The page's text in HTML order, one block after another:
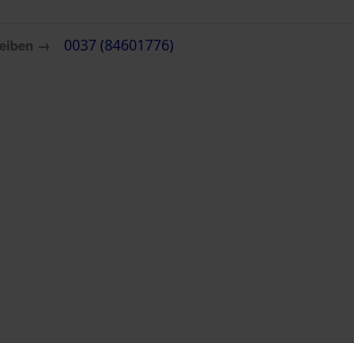
→ 0037 (84601776)